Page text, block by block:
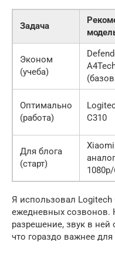
Задача
Эконом
(учеба)
Оптимально
(работа)
C310
Для блога
(старт)
Я использовал Logitech
ежедневных созвонов.
разрешение, звук в
что гораздо важнее